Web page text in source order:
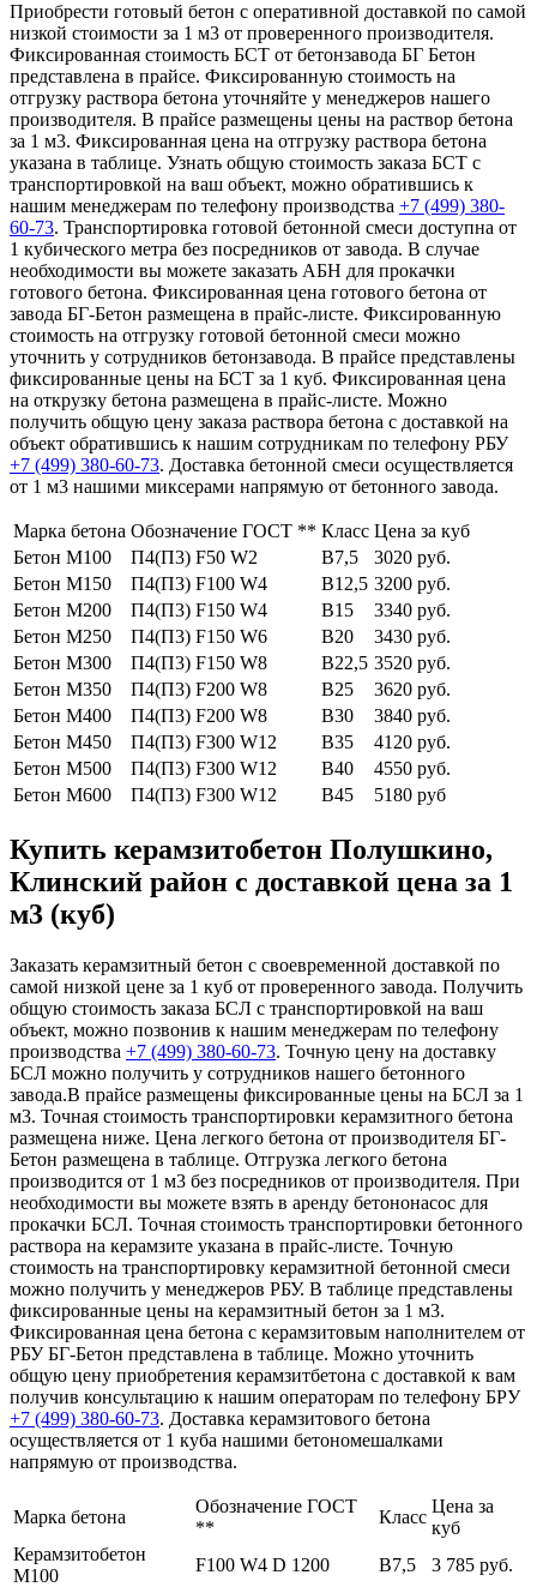
Приобрести готовый бетон с оперативной доставкой по самой
низкой стоимости за 1 м3 от проверенного производителя.
Фиксированная стоимость БСТ от бетонзавода БГ Бетон
представлена в прайсе. Фиксированную стоимость на
отгрузку раствора бетона уточняйте у менеджеров нашего
производителя. В прайсе размещены цены на раствор бетона
за 1 м3. Фиксированная цена на отгрузку раствора бетона
указана в таблице. Узнать общую стоимость заказа БСТ с
транспортировкой на ваш объект, можно обратившись к
нашим менеджерам по телефону производства +7 (499) 380-
60-73. Транспортировка готовой бетонной смеси доступна от
1 кубического метра без посредников от завода. В случае
необходимости вы можете заказать АБН для прокачки
готового бетона. Фиксированная цена готового бетона от
завода БГ-Бетон размещена в прайс-листе. Фиксированную
стоимость на отгрузку готовой бетонной смеси можно
уточнить у сотрудников бетонзавода. В прайсе представлены
фиксированные цены на БСТ за 1 куб. Фиксированная цена
на открузку бетона размещена в прайс-листе. Можно
получить общую цену заказа раствора бетона с доставкой на
объект обратившись к нашим сотрудникам по телефону РБУ
+7 (499) 380-60-73. Доставка бетонной смеси осуществляется
от 1 м3 нашими миксерами напрямую от бетонного завода.
Марка бетона Обозначение ГОСТ ** Класс Цена за куб
Бетон М100
П4(П3) F50 W2 В7,5
3020 руб.
Бетон М150
П4(П3) F100 W4 В12,5 3200 руб.
Бетон М200
П4(П3) F150 W4 В15
3340 руб.
Бетон М250
П4(П3) F150 W6 В20
3430 руб.
Бетон М300
П4(П3) F150 W8 В22,5 3520 руб.
Бетон М350
П4(П3) F200 W8 В25
3620 руб.
Бетон М400
П4(П3) F200 W8 В30
3840 руб.
Бетон М450
П4(П3) F300 W12 В35
4120 руб.
Бетон М500
П4(П3) F300 W12 В40
4550 руб.
Бетон М600
П4(П3) F300 W12 В45 5180 руб
Купить керамзитобетон Полушкино,
Клинский район с доставкой цена за 1
м3 (куб)
Заказать керамзитный бетон с своевременной доставкой по
самой низкой цене за 1 куб от проверенного завода. Получить
общую стоимость заказа БСЛ с транспортировкой на ваш
объект, можно позвонив к нашим менеджерам по телефону
производства +7 (499) 380-60-73. Точную цену на доставку
БСЛ можно получить у сотрудников нашего бетонного
завода.В прайсе размещены фиксированные цены на БСЛ за 1
м3. Точная стоимость транспортировки керамзитного бетона
размещена ниже. Цена легкого бетона от производителя БГ-
Бетон размещена в таблице. Отгрузка легкого бетона
производится от 1 м3 без посредников от производителя. При
необходимости вы можете взять в аренду бетононасос для
прокачки БСЛ. Точная стоимость транспортировки бетонного
раствора на керамзите указана в прайс-листе. Точную
стоимость на транспортировку керамзитной бетонной смеси
можно получить у менеджеров РБУ. В таблице представлены
фиксированные цены на керамзитный бетон за 1 м3.
Фиксированная цена бетона с керамзитовым наполнителем от
РБУ БГ-Бетон представлена в таблице. Можно уточнить
общую цену приобретения керамзитбетона с доставкой к вам
получив консультацию к нашим операторам по телефону БРУ
+7 (499) 380-60-73. Доставка керамзитового бетона
осуществляется от 1 куба нашими бетономешалками
напрямую от производства.
Марка бетона
Обозначение ГОСТ
**
Класс
Цена за
куб
Керамзитобетон
М100
F100 W4 D 1200 В7,5
3 785 руб.